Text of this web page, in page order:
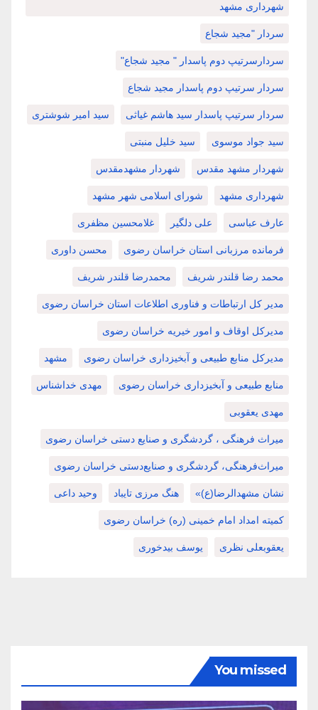
شهرداری مشهد
سردار "مجید شجاع
سردارسرتیپ دوم پاسدار " مجید شجاع"
سردار سرتیپ دوم پاسدار مجید شجاع
سردار سرتیپ پاسدار سید هاشم غیاثی سید امیر شوشتری
سید جواد موسوی سید خلیل منبتی
شهردار مشهد مقدس شهردار مشهدمقدس
شهرداری مشهد شورای اسلامی شهر مشهد
عارف عباسی علی دلگیر غلامحسین مظفری
فرمانده مرزبانی استان خراسان رضوی محسن داوری
محمد رضا قلندر شریف محمدرضا قلندر شریف
مدیر کل ارتباطات و فناوری اطلاعات استان خراسان رضوی
مدیرکل اوقاف و امور خیریه خراسان رضوی
مدیرکل منابع طبیعی و آبخیزداری خراسان رضوی مشهد
منابع طبیعی و آبخیزداری خراسان رضوی مهدی خداشناس
مهدی یعقوبی
میراث فرهنگی ، گردشگری و صنایع دستی خراسان رضوی
میراث‌فرهنگی، گردشگری و صنایع‌دستی خراسان رضوی
نشان مشهدالرضا(ع)» هنگ مرزی تایباد وحید داعی
کمیته امداد امام خمینی (ره) خراسان رضوی
یعقوبعلی نظری یوسف بیدخوری
You missed